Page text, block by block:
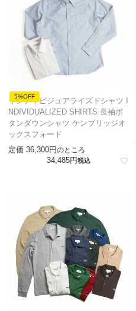
5%OFF
インディビジュアライズドシャツ I
NDIVIDUALIZED SHIRTS 長袖ボ
タンダウンシャツ ケンブリッジオ
ックスフォード
定価 36,300 のところ
34,485 税込